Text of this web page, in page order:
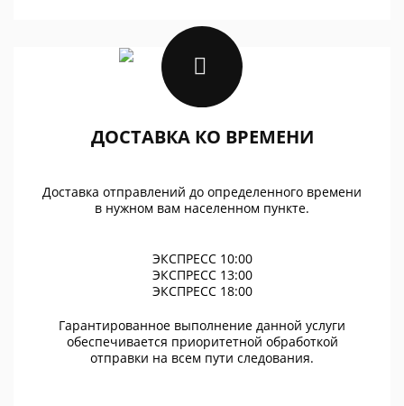
ДОСТАВКА КО ВРЕМЕНИ
Доставка отправлений до определенного времени
в нужном вам населенном пункте.
ЭКСПРЕСС 10:00
ЭКСПРЕСС 13:00
ЭКСПРЕСС 18:00
Гарантированное выполнение данной услуги
обеспечивается приоритетной обработкой
отправки на всем пути следования.